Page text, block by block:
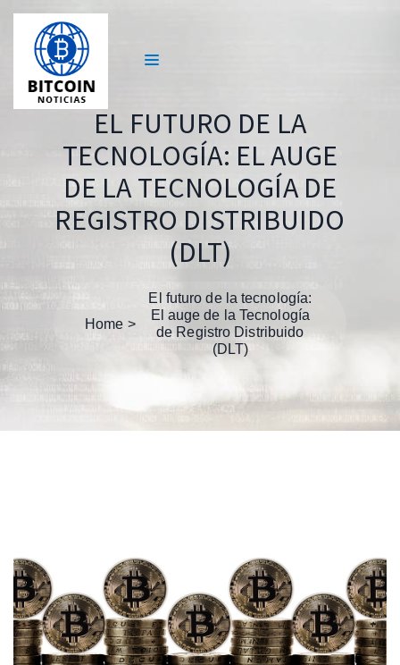
EL FUTURO DE LA
TECNOLOGÍA: EL AUGE
DE LA TECNOLOGÍA DE
REGISTRO DISTRIBUIDO
(DLT)
Home
El futuro de la tecnología:
El auge de la Tecnología
de Registro Distribuido
(DLT)
de
entradas